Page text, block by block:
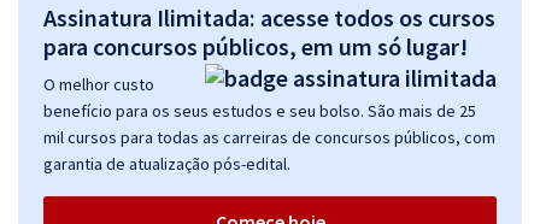
Assinatura Ilimitada: acesse todos os cursos
para concursos públicos, em um só lugar!
O melhor custo
benefício para os seus estudos e seu bolso. São mais de 25
mil cursos para todas as carreiras de concursos públicos, com
garantia de atualização pós-edital.